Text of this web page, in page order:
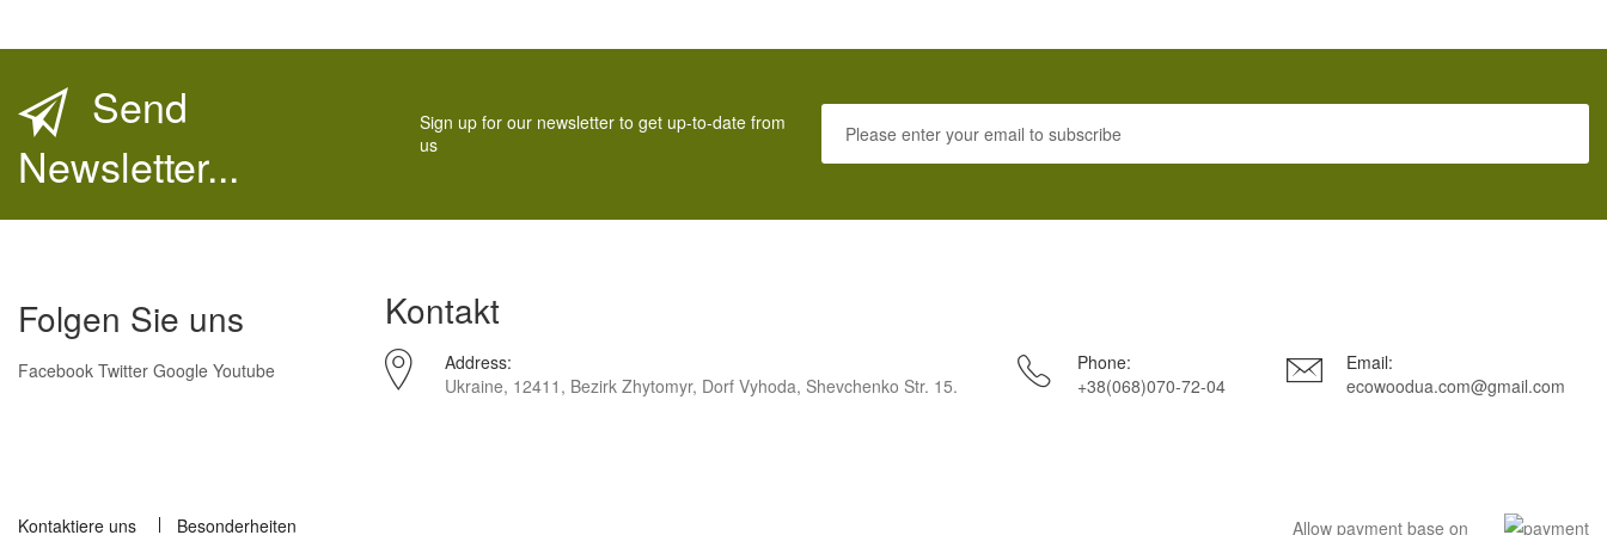
Send
Newsletter...
Sign up for our newsletter to get up-to-date from
us
Folgen Sie uns
Facebook Twitter Google Youtube
Kontakt
Address:
Ukraine, 12411, Bezirk Zhytomyr, Dorf Vyhoda, Shevchenko Str. 15.
Phone:
+38(068)070-72-04
Email:
ecowoodua.com@gmail.com
Kontaktiere uns Besonderheiten Allow payment base on